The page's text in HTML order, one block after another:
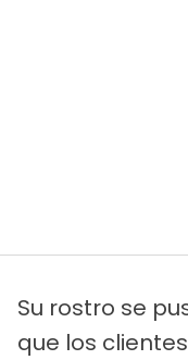
Su rostro se
que los